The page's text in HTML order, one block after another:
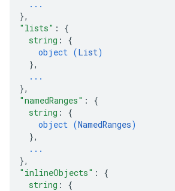
...
},
"lists" : {
string : {
object (List)
},
...
},
"namedRanges" : {
string : {
object (NamedRanges)
},
...
},
"inlineObjects" : {
string : {